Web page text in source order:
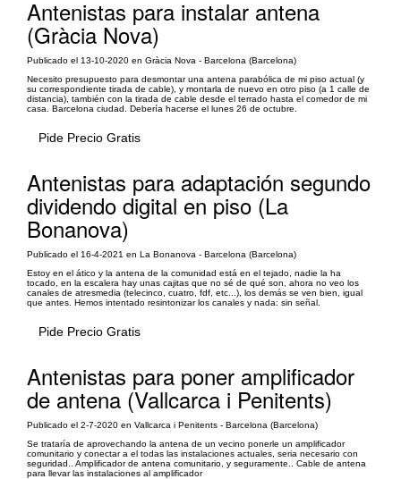
Antenistas para instalar antena
(Gràcia Nova)
Publicado el 13-10-2020 en Gràcia Nova - Barcelona (Barcelona)
Necesito presupuesto para desmontar una antena parabólica de mi piso actual (y
su correspondiente tirada de cable), y montarla de nuevo en otro piso (a 1 calle de
distancia), también con la tirada de cable desde el terrado hasta el comedor de mi
casa. Barcelona ciudad. Debería hacerse el lunes 26 de octubre.
Pide Precio Gratis
Antenistas para adaptación segundo
dividendo digital en piso (La
Bonanova)
Publicado el 16-4-2021 en La Bonanova - Barcelona (Barcelona)
Estoy en el ático y la antena de la comunidad está en el tejado, nadie la ha
tocado, en la escalera hay unas cajitas que no sé de qué son, ahora no veo los
canales de atresmedia (telecinco, cuatro, fdf, etc...), los demás se ven bien, igual
que antes. Hemos intentado resintonizar los canales y nada: sin señal.
Pide Precio Gratis
Antenistas para poner amplificador
de antena (Vallcarca i Penitents)
Publicado el 2-7-2020 en Vallcarca i Penitents - Barcelona (Barcelona)
Se trataría de aprovechando la antena de un vecino ponerle un amplificador
comunitario y conectar a el todas las instalaciones actuales, seria necesario con
seguridad.. Amplificador de antena comunitario, y seguramente.. Cable de antena
para llevar las instalaciones al amplificador